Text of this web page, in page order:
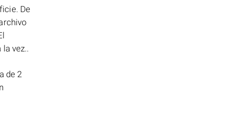
De
vez..
de 2